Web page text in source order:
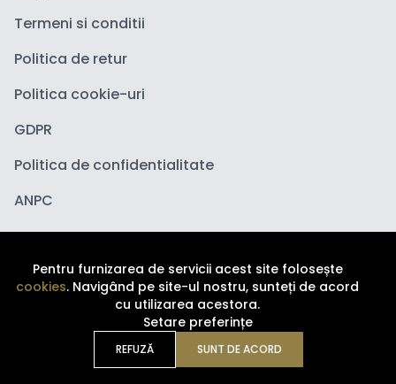
Termeni si conditii
Politica de retur
Politica cookie-uri
GDPR
Politica de confidentialitate
ANPC
Copyright ©2026Depozituldecosmetice.ro. Toate
drepturile sunt rezervate.
Pentru furnizarea de servicii acest site folosește
cookies. Navigând pe site-ul nostru, sunteți de acord
cu utilizarea acestora.
Setare preferințe
REFUZĂ SUNT DE ACORD